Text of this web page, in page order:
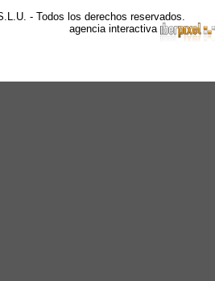
- Todos los derechos reservados.
agencia interactiva